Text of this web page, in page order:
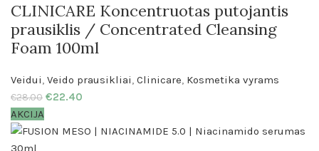
CLINICARE Koncentruotas putojantis
prausiklis / Concentrated Cleansing
Foam 100ml
Veidui, Veido prausikliai, Clinicare, Kosmetika vyrams
€28.00 €22.40
AKCIJA